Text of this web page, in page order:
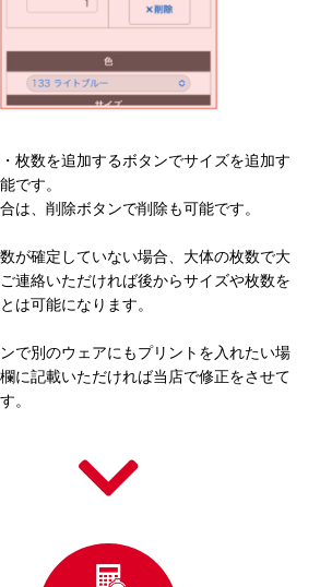
枚数を追加するボタンでサイズを追加す
です。
は、削除ボタンで削除も可能です。
が確定していない場合、大体の枚数で大
連絡いただければ後からサイズや枚数を
は可能になります。
で別のウェアにもプリントを入れたい場
に記載いただければ当店で修正をさせて
。